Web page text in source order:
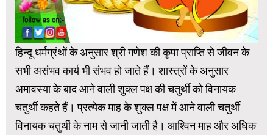
हिन्दू धर्मग्रंथों के अनुसार श्री गणेश की कृपा प्राप्ति से जीवन के
सभी असंभव कार्य भी संभव हो जाते हैं। शास्त्रों के अनुसार
अमावस्या के बाद आने वाली शुक्ल पक्ष की चतुर्थी को विनायक
चतुर्थी कहते हैं। प्रत्येक माह के शुक्ल पक्ष में आने वाली चतुर्थी
विनायक चतुर्थी के नाम से जानी जाती है। आश्विन माह और अधिक